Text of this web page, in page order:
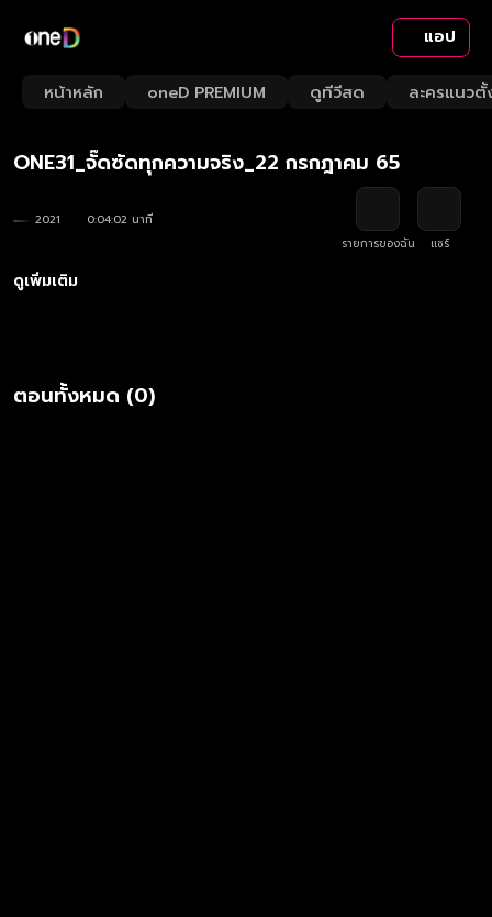
แอป
หน้าหลัก oneD PREMIUM ดูทีวีสด ละครแนวตั้
Loaded:
24.71%
Rate
ONE31_จั๊ดซัดทุกความจริง_22 กรกฎาคม 65
2021
0:04:02 นาที
รายการของฉัน
แชร์
ดูเพิ่มเติม
ตอนทั้งหมด (0)